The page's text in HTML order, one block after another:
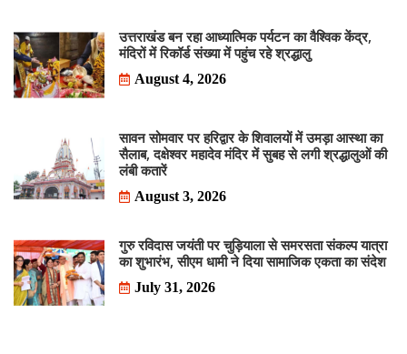
उत्तराखंड बन रहा आध्यात्मिक पर्यटन का वैश्विक केंद्र,
मंदिरों में रिकॉर्ड संख्या में पहुंच रहे श्रद्धालु
August 4, 2026
सावन सोमवार पर हरिद्वार के शिवालयों में उमड़ा आस्था का
सैलाब, दक्षेश्वर महादेव मंदिर में सुबह से लगी श्रद्धालुओं की
लंबी कतारें
August 3, 2026
गुरु रविदास जयंती पर चुड़ियाला से समरसता संकल्प यात्रा
का शुभारंभ, सीएम धामी ने दिया सामाजिक एकता का संदेश
July 31, 2026